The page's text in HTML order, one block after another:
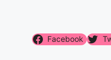
Facebook